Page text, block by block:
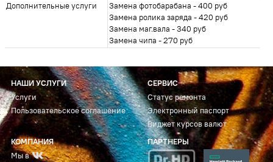
Дополнительные услуги
Замена фотобарабана - 400 руб
Замена ролика заряда - 420 руб
Замена маг.вала - 340 руб
Замена чипа - 270 руб
НАШИ УСЛУГИ
Услуги
Пользовательское соглашение
СЕРВИС
Статус ремонта
Электронный паспорт
Виджет курсов валют
КОМПАНИЯ
Мы в
ПАРТНЕРЫ